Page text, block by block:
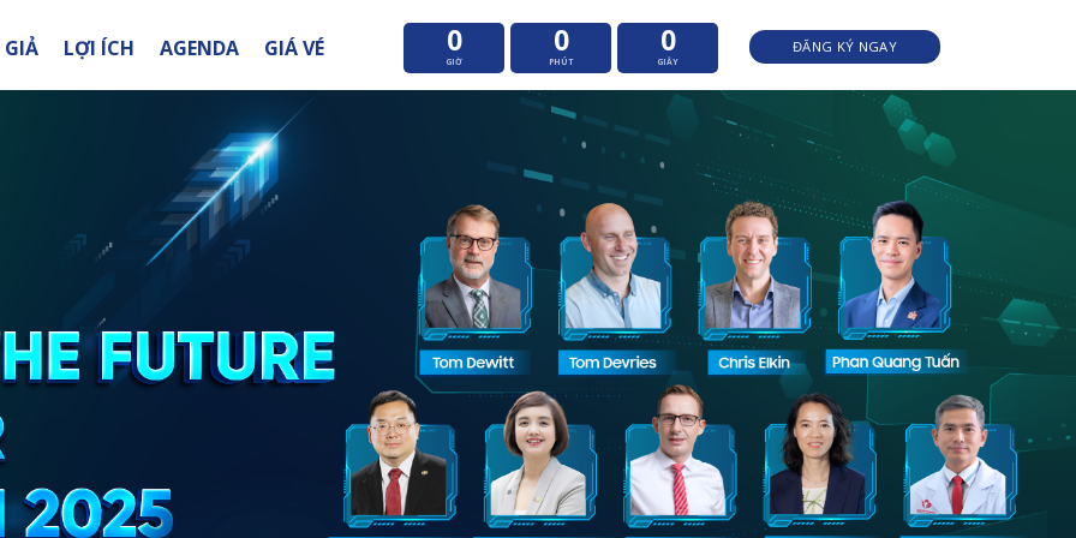
GIẢ LỢI ÍCH AGENDA GIÁ VÉ 0
GIỜ
0
PHÚT
0
GIÂY
ĐĂNG KÝ NGAY